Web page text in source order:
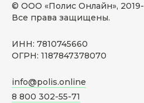
© ООО «Полис Онлайн», 2019-
Все права защищены.
ИНН: 7810745660
ОГРН: 1187847378070
info@polis.online
8 800 302-55-71